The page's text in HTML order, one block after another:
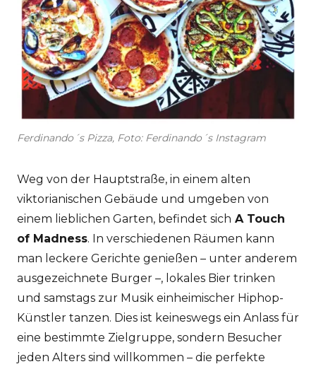
Ferdinando´s Pizza, Foto: Ferdinando´s Instagram
Weg von der Hauptstraße, in einem alten
viktorianischen Gebäude und umgeben von
einem lieblichen Garten, befindet sich A Touch
of Madness. In verschiedenen Räumen kann
man leckere Gerichte genießen – unter anderem
ausgezeichnete Burger –, lokales Bier trinken
und samstags zur Musik einheimischer Hiphop-
Künstler tanzen. Dies ist keineswegs ein Anlass für
eine bestimmte Zielgruppe, sondern Besucher
jeden Alters sind willkommen – die perfekte